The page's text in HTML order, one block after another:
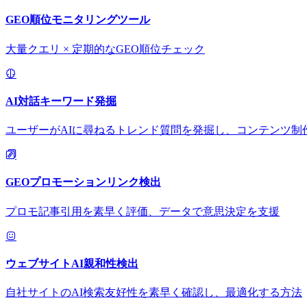
GEO順位モニタリングツール
大量クエリ × 定期的なGEO順位チェック
AI対話キーワード発掘
ユーザーがAIに尋ねるトレンド質問を発掘し、コンテンツ制
GEOプロモーションリンク検出
プロモ記事引用を素早く評価、データで意思決定を支援
ウェブサイトAI親和性検出
自社サイトのAI検索友好性を素早く確認し、最適化する方法